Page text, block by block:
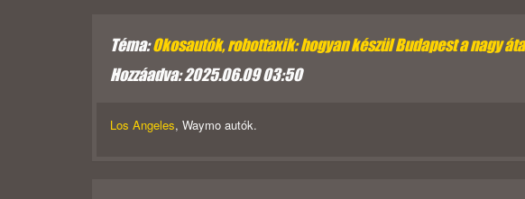
Téma:Okosautók, robottaxik: hogyan készül Budapest a nagy
Hozzáadva: 2025.06.09 03:50
Los Angeles, Waymo autók.